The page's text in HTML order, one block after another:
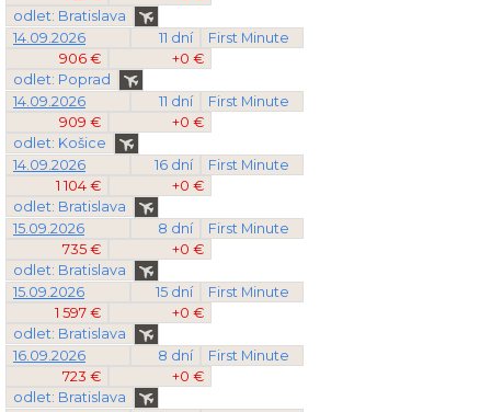
odlet: Bratislava
14.09.2026
11 dní
First Minute
906 €
+0 €
odlet: Poprad
14.09.2026
11 dní
First Minute
909 €
+0 €
odlet: Košice
14.09.2026
16 dní
First Minute
1 104 €
+0 €
odlet: Bratislava
15.09.2026
8 dní
First Minute
735 €
+0 €
odlet: Bratislava
15.09.2026
15 dní
First Minute
1 597 €
+0 €
odlet: Bratislava
16.09.2026
8 dní
First Minute
723 €
+0 €
odlet: Bratislava